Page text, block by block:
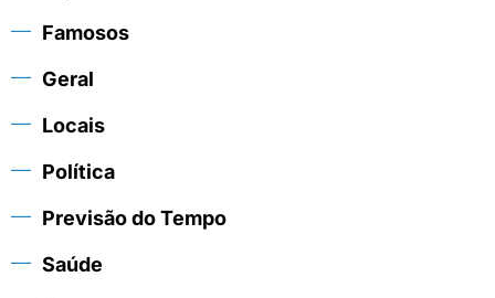
Famosos
Geral
Locais
Política
Previsão do Tempo
Saúde